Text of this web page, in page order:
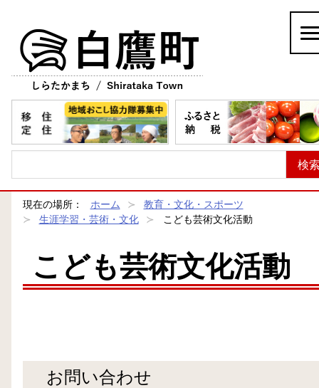
現在の場所： ホーム
教育・文化・スポーツ
生涯学習・芸術・文化
こども芸術文化活動
こども芸術文化活動
お問い合わせ